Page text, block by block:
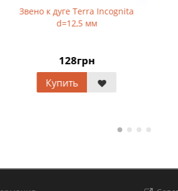
к дуге Terra Incognita
d=12,5 мм